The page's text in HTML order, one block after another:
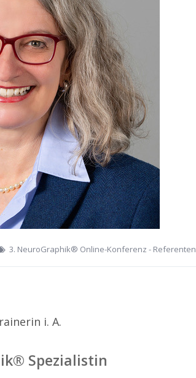
3. NeuroGraphik® Online-Konferenz - Referenten
i. A.
Spezialistin